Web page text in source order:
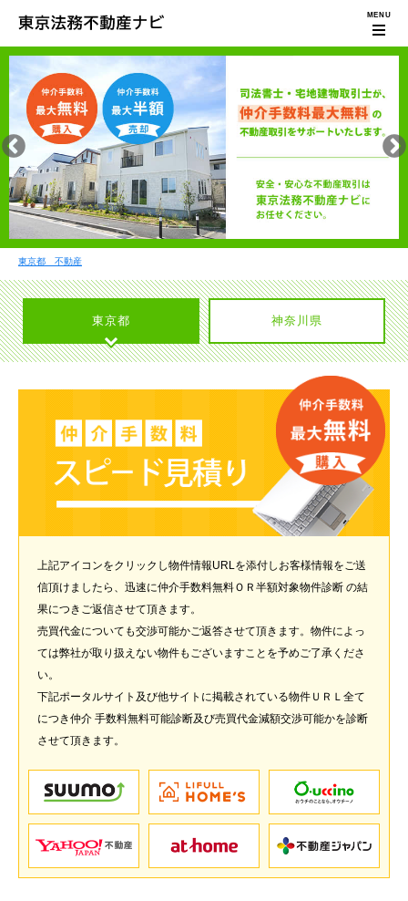
東京都 不動産
東京都 神奈川県
上記アイコンをクリックし物件情報URLを添付しお客様情報をご送
信頂けましたら、迅速に仲介手数料無料ＯＲ半額対象物件診断 の結
果につきご返信させて頂きます。
売買代金についても交渉可能かご返答させて頂きます。物件によっ
ては弊社が取り扱えない物件もございますことを予めご了承くださ
い。
下記ポータルサイト及び他サイトに掲載されている物件ＵＲＬ全て
につき仲介 手数料無料可能診断及び売買代金減額交渉可能かを診断
させて頂きます。